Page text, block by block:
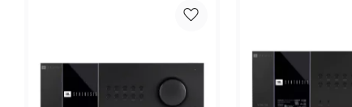
Lägg till i favoriter